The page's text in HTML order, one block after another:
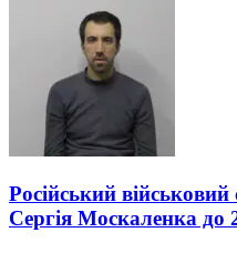
Російський
Сергія Москаленка до